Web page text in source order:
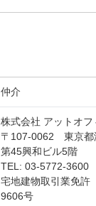
仲介
株式会社 アットオフ
〒107-0062 東京
第45興和ビル5階
TEL: 03-5772-
宅地建物取引業免
9606号